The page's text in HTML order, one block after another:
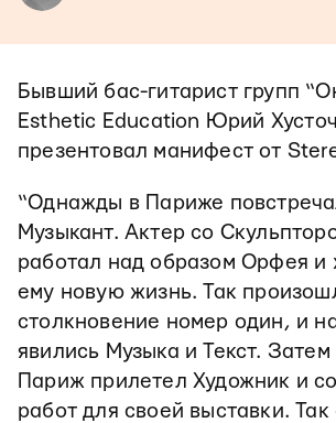
Бывший бас-гитарист групп
Esthetic Education Юрий
презентовал манифест от
“Однажды в Париже
Музыкант. Актер со
работал над образом Орфея и
ему новую жизнь. Так
столкновение номер один, и
явились Музыка и Текст.
Париж прилетел Художник и
работ для своей выставки. Так